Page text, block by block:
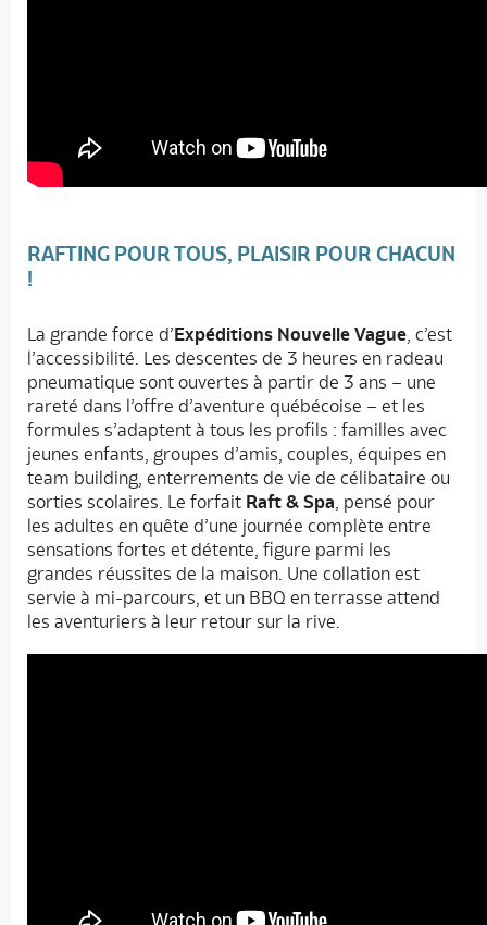
RAFTING POUR TOUS, PLAISIR POUR CHACUN
!
La grande force d’Expéditions Nouvelle Vague , c’est
l’accessibilité. Les descentes de 3 heures en radeau
pneumatique sont ouvertes à partir de 3 ans – une
rareté dans l’offre d’aventure québécoise – et les
formules s’adaptent à tous les profils : familles avec
jeunes enfants, groupes d’amis, couples, équipes en
team building, enterrements de vie de célibataire ou
sorties scolaires. Le forfait Raft & Spa , pensé pour
les adultes en quête d’une journée complète entre
sensations fortes et détente, figure parmi les
grandes réussites de la maison. Une collation est
servie à mi-parcours, et un BBQ en terrasse attend
les aventuriers à leur retour sur la rive.